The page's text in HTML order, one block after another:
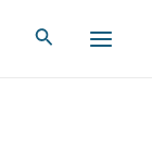
Pesquisar